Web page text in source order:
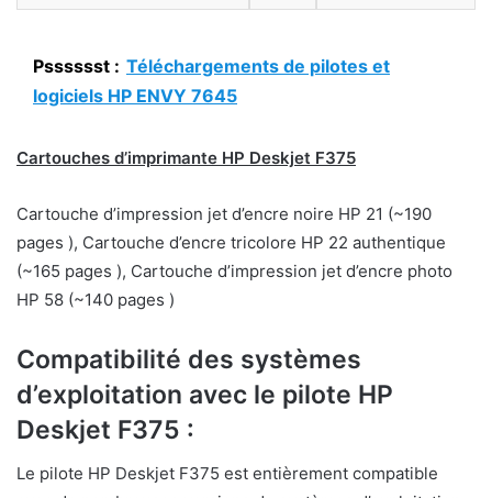
Psssssst : Téléchargements de pilotes et
logiciels HP ENVY 7645
Cartouches d’imprimante HP Deskjet F375
Cartouche d’impression jet d’encre noire HP 21 (~190
pages ), Cartouche d’encre tricolore HP 22 authentique
(~165 pages ), Cartouche d’impression jet d’encre photo
HP 58 (~140 pages )
Compatibilité des systèmes
d’exploitation avec le pilote HP
Deskjet F375 :
Le pilote HP Deskjet F375 est entièrement compatible